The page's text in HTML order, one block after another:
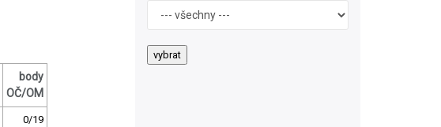
body
OČ/OM
0/19